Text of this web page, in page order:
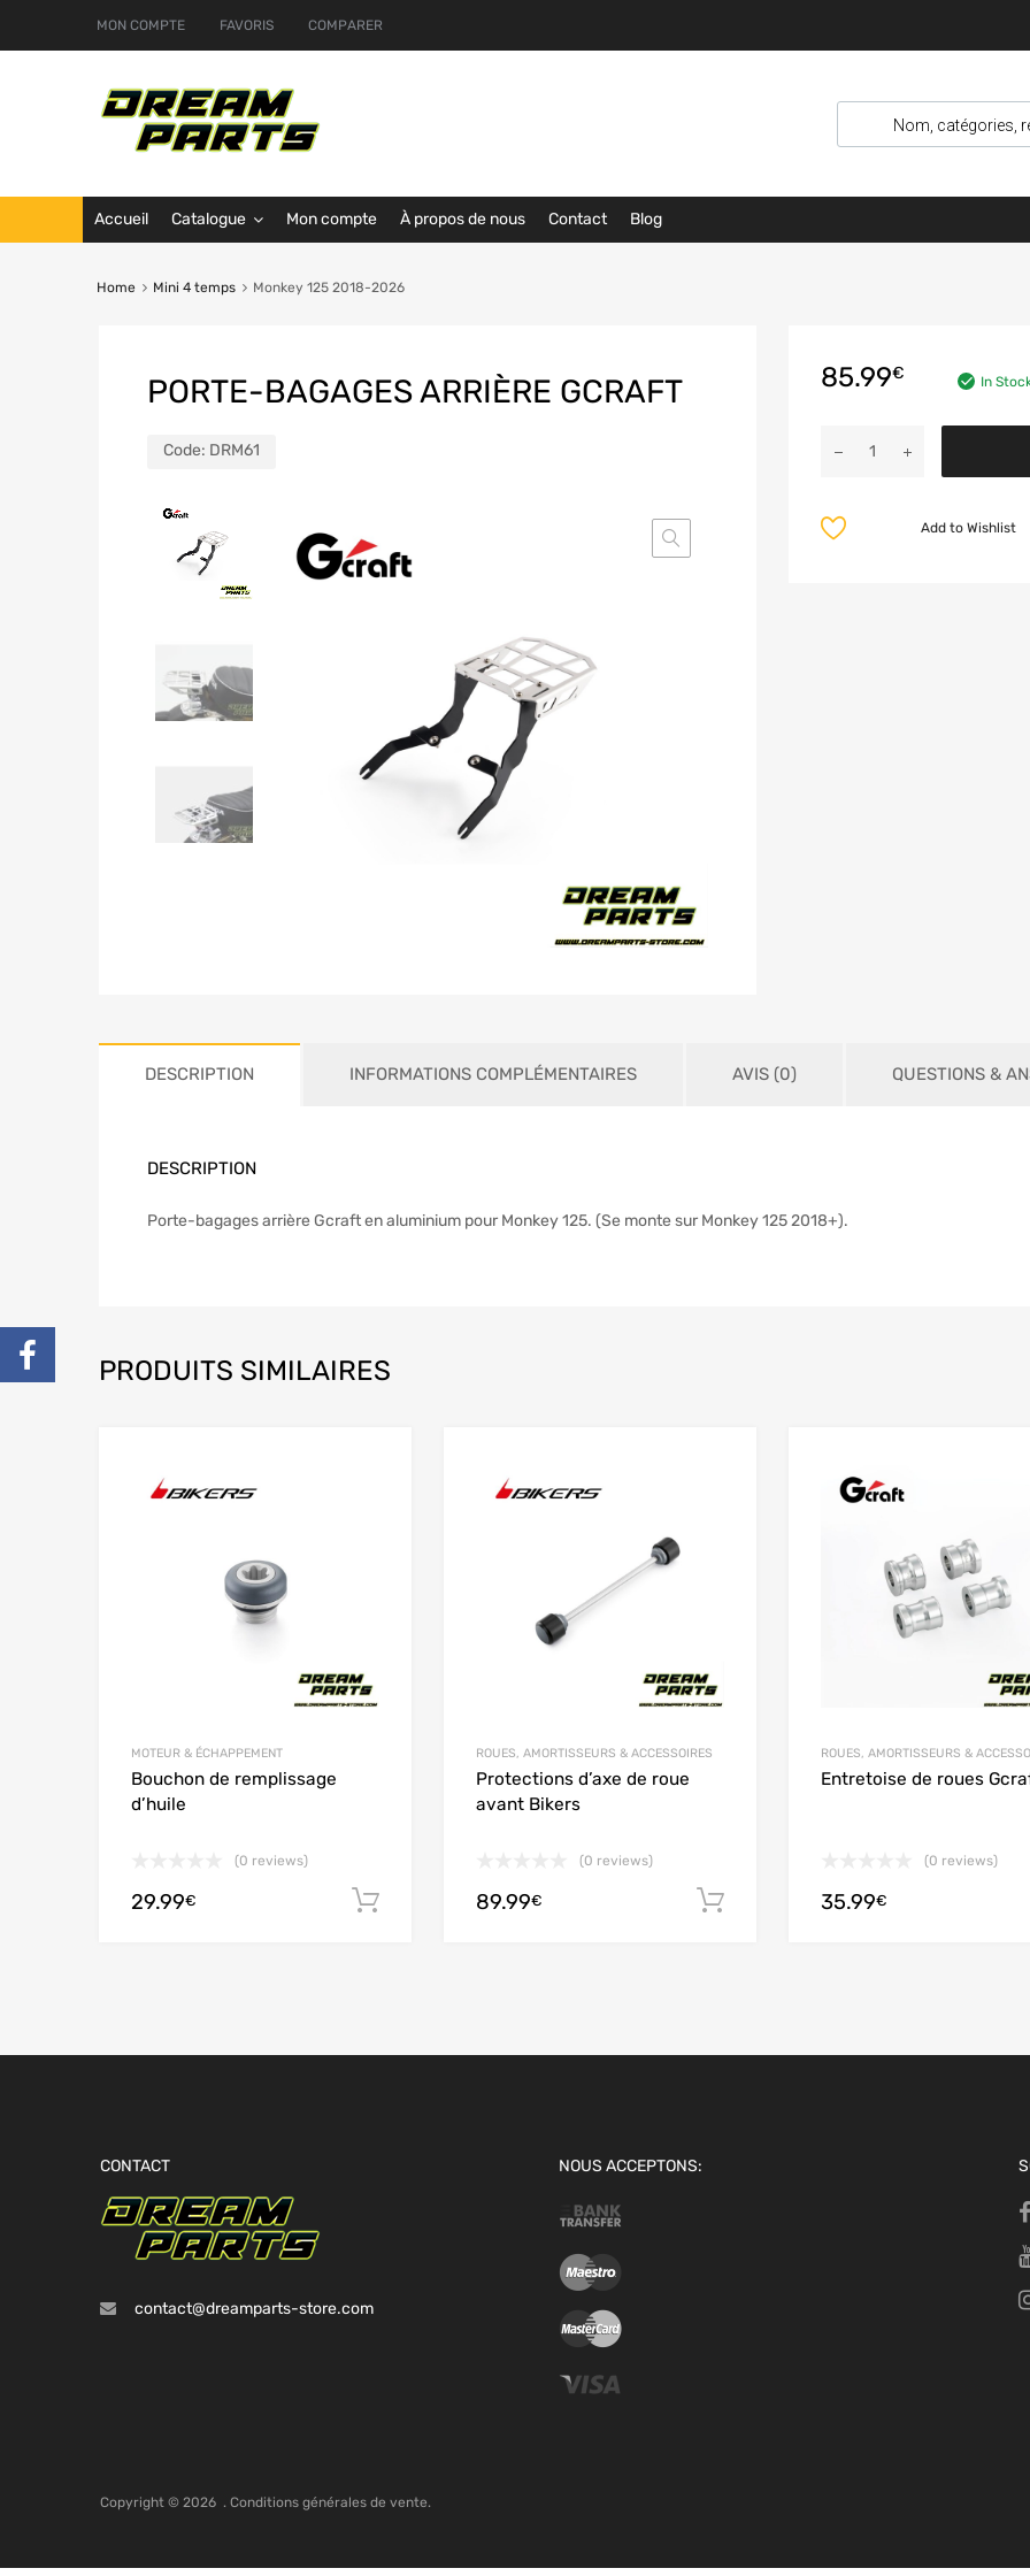
MON COMPTE FAVORIS COMPARER
Accueil Catalogue Mon compte À propos de nous Contact Blog
Home Mini 4 temps Monkey 125 2018-2026
PORTE-BAGAGES ARRIÈRE GCRAFT
Code: DRM61
85.99€ In
Add to Wishlist
DESCRIPTION INFORMATIONS COMPLÉMENTAIRES AVIS (0) QUESTIONS &
DESCRIPTION
Porte-bagages arrière Gcraft en aluminium pour Monkey 125. (Se monte sur Monkey 125 2018+).
PRODUITS SIMILAIRES
MOTEUR & ÉCHAPPEMENT
Bouchon de remplissage
d’huile
(0 reviews)
29.99€ Ajouter au panier
ROUES, AMORTISSEURS & ACCESSOIRES
Protections d’axe de roue
avant Bikers
(0 reviews)
89.99€ Ajouter au panier
ROUES, AMORTISSEURS &
Entretoise de roues
(0 reviews)
35.99€
CONTACT
contact@dreamparts-store.com
NOUS ACCEPTONS:
Copyright © 2026 . Conditions générales de vente.